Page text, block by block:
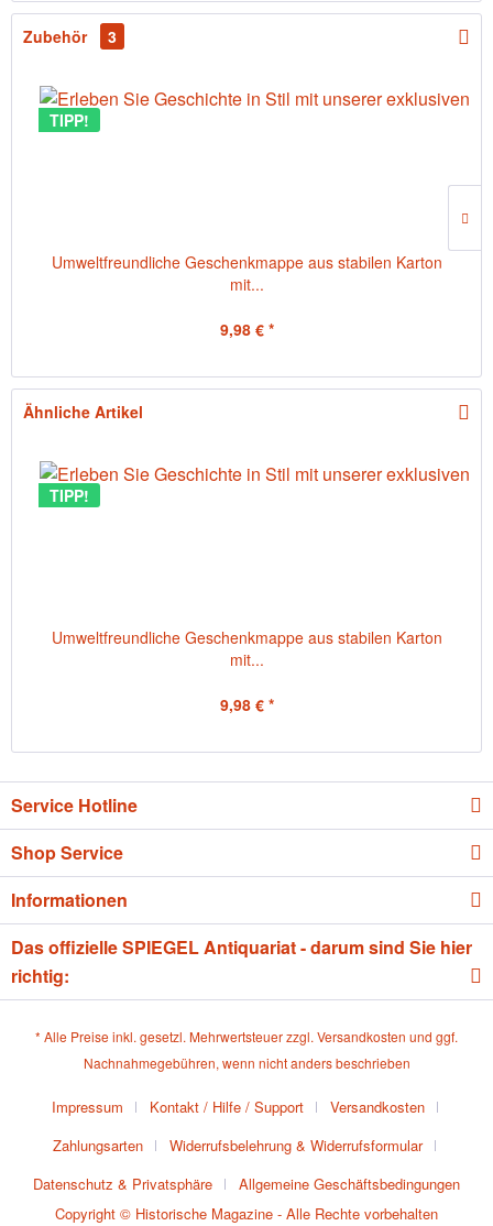
Zubehör 3
TIPP!
Umweltfreundliche Geschenkmappe aus stabilen Karton
mit...
9,98 € *
Ähnliche Artikel
TIPP!
Umweltfreundliche Geschenkmappe aus stabilen Karton
mit...
9,98 € *
Service Hotline
Shop Service
Informationen
Das offizielle SPIEGEL Antiquariat - darum sind Sie hier
richtig:
* Alle Preise inkl. gesetzl. Mehrwertsteuer zzgl. Versandkosten und ggf.
Nachnahmegebühren, wenn nicht anders beschrieben
Impressum Kontakt / Hilfe / Support
Versandkosten
Zahlungsarten
Widerrufsbelehrung & Widerrufsformular
Datenschutz & Privatsphäre
Allgemeine Geschäftsbedingungen
Copyright © Historische Magazine - Alle Rechte vorbehalten